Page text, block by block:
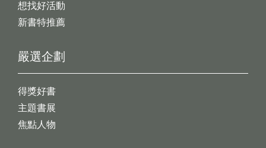
想找好活動
新書特推薦
嚴選企劃
得獎好書
主題書展
焦點人物